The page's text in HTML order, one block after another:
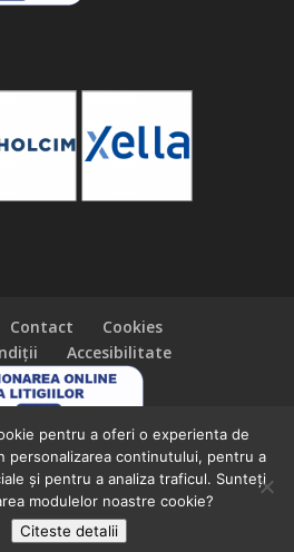
Contact
Cookies
Accesibilitate
PRO BCA
pentru a oferi o experienta de
personalizarea continutului, pentru a
și pentru a analiza traficul. Sunteți
modulelor noastre cookie?
Citeste detalii